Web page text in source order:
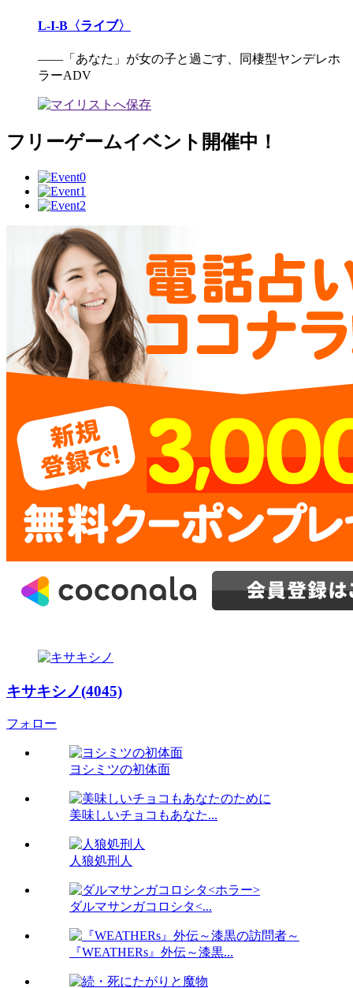
L-I-B〈ライブ〉
――「あなた」が女の子と過ごす、同棲型ヤンデレホ
ラーADV
フリーゲームイベント開催中！
キサキシノ(4045)
フォロー
ヨシミツの初体面
美味しいチョコもあなた...
人狼処刑人
ダルマサンガコロシタ<...
『WEATHERs』外伝～漆黒...